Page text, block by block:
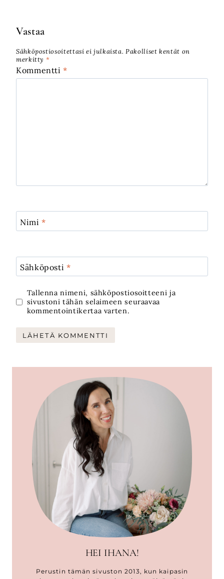
Vastaa
Sähköpostiosoitettasi ei julkaista. Pakolliset kentät on
merkitty *
Kommentti*
Nimi*
Sähköposti*
Tallenna nimeni, sähköpostiosoitteeni ja
sivustoni tähän selaimeen seuraavaa
kommentointikertaa varten.
HEI IHANA!
Perustin tämän sivuston 2013, kun kaipasin